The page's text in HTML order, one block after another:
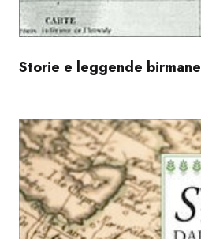
Storie e leggende birmane